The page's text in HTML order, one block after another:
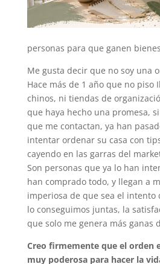
personas para que ganen
Me gusta decir que no soy una
Hace más de 1 año que no piso
chinos, ni tiendas de
que haya hecho una promesa,
que me contactan, ya han
intentar ordenar su casa con
cayendo en las garras del
Son personas que ya lo han
han comprado todo, y llegan a
imperiosa de que sea el intento
lo conseguimos juntas, la
que solo me genera más ganas
Creo firmemente que el orden
muy poderosa para hacer la